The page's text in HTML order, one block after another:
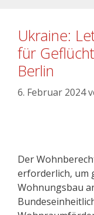
Ukraine:
für
Berlin
6. Februar 2024
Der
erforderlich, um
Wohnungsbau